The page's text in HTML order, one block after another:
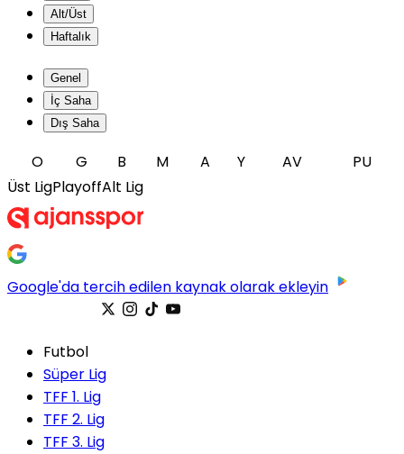
Alt/Üst
Haftalık
Genel
İç Saha
Dış Saha
O G B M A Y AV
PU
Üst LigPlayoffAlt Lig
Google'da tercih edilen kaynak olarak ekleyin
Futbol
Süper Lig
TFF 1. Lig
TFF 2. Lig
TFF 3. Lig